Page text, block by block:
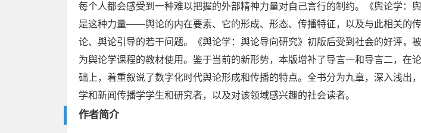
每个人都会感受到一种难以把握的外部精神力量对自己言行的制约。《舆论学：
是这种力量——舆论的内在要素、它的形成、形态、传播特征，以及与此相关的
论、舆论引导的若干问题。《舆论学：舆论导向研究》初版后受到社会的好评，
为舆论学课程的教材使用。鉴于当前的新形势，本版增补了导言一和导言二，在
础上，着重叙说了数字化时代舆论形成和传播的特点。全书分为九章，深入浅出
学和新闻传播学学生和研究者，以及对该领域感兴趣的社会读者。
作者简介